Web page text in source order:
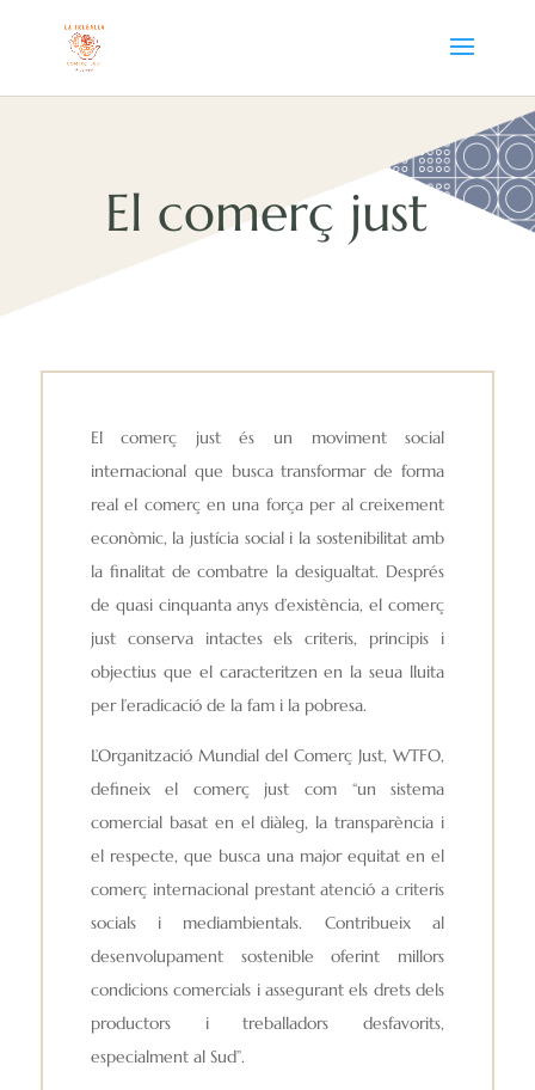
El comerç just
El comerç just és un moviment social
internacional que busca transformar de forma
real el comerç en una força per al creixement
econòmic, la justícia social i la sostenibilitat amb
la finalitat de combatre la desigualtat. Després
de quasi cinquanta anys d’existència, el comerç
just conserva intactes els criteris, principis i
objectius que el caracteritzen en la seua lluita
per l’eradicació de la fam i la pobresa.
L’Organització Mundial del Comerç Just, WTFO,
defineix el comerç just com “un sistema
comercial basat en el diàleg, la transparència i
el respecte, que busca una major equitat en el
comerç internacional prestant atenció a criteris
socials i mediambientals. Contribueix al
desenvolupament sostenible oferint millors
condicions comercials i assegurant els drets dels
productors i treballadors desfavorits,
especialment al Sud”.